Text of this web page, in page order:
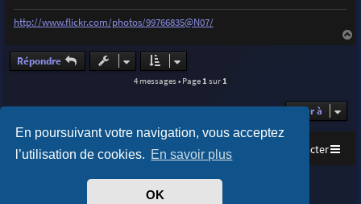
En poursuivant votre navigation, vous acceptez
l’utilisation de cookies. En savoir plus
OK
http://www.flickr.com/photos/99766835@N07/
a
Répondre
4 messages • Page 1 sur 1
Aller à
Accueil Index du forum Nous contacter
Purplexion style byIan Bradley
phpBB® Forum Software © phpBB Limited